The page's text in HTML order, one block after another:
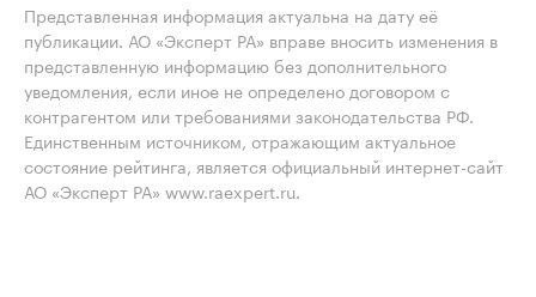
Представленная информация актуальна на дату её
публикации. АО «Эксперт РА» вправе вносить изменения в
представленную информацию без дополнительного
уведомления, если иное не определено договором с
контрагентом или требованиями законодательства РФ.
Единственным источником, отражающим актуальное
состояние рейтинга, является официальный интернет-сайт
АО «Эксперт РА» www.raexpert.ru.